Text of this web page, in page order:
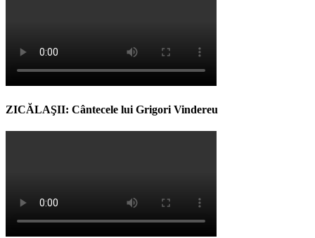
ZICĂLAŞII: Cântecele lui Grigori Vindereu